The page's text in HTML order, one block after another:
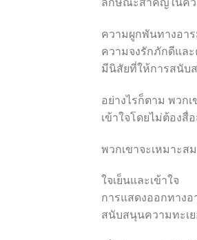
ลักษณะสำคัญในค
ความผูกพันทางอา
ความจงรักภักดีแล
มีนิสัยที่ให้การสนับ
อย่างไรก็ตาม พวก
เข้าใจโดยไม่ต้องสื่
พวกเขาจะเหมาะ
ใจเย็นและเข้าใจ
การแสดงออกทาง
สนับสนุนความทะเ